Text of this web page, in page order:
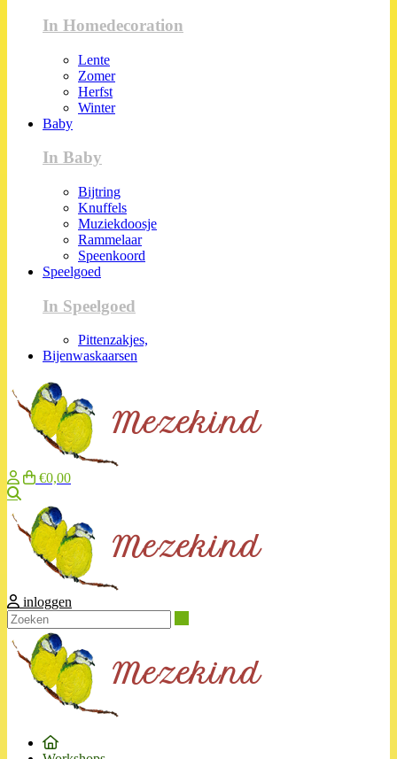
In Homedecoration
Lente
Zomer
Herfst
Winter
Baby
In Baby
Bijtring
Knuffels
Muziekdoosje
Rammelaar
Speenkoord
Speelgoed
In Speelgoed
Pittenzakjes,
Bijenwaskaarsen
€0,00
inloggen